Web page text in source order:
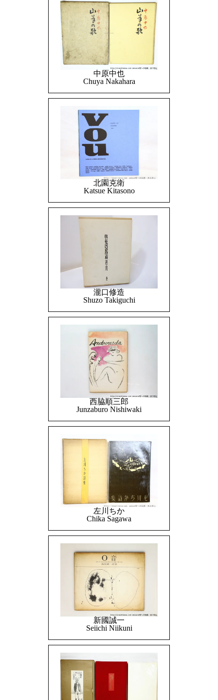
中原中也
Chuya Nakahara
北園克衛
Katsue Kitasono
瀧口修造
Shuzo Takiguchi
西脇順三郎
Junzaburo Nishiwaki
左川ちか
Chika Sagawa
新國誠一
Seiichi Niikuni